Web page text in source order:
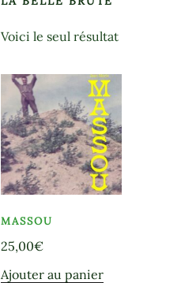
Voici le seul résultat
MASSOU
25,00€
Ajouter au panier